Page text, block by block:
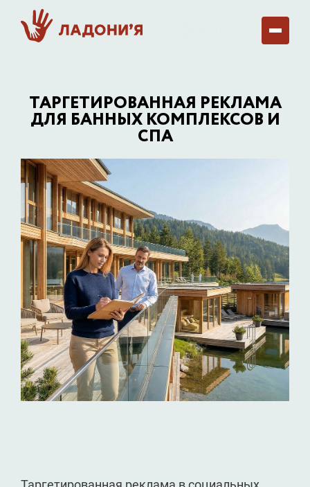
ТАРГЕТИРОВАННАЯ РЕКЛАМА
ДЛЯ БАННЫХ КОМПЛЕКСОВ И
СПА